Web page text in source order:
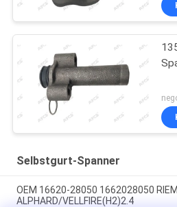
Selbstgurt-Spanner
OEM 16620-28050 1662028050
ALPHARD/VELLFIRE(H2)2.4